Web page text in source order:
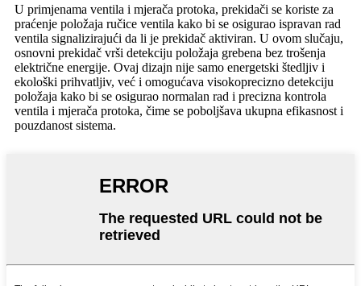
U primjenama ventila i mjerača protoka, prekidači se koriste za
praćenje položaja ručice ventila kako bi se osigurao ispravan rad
ventila signalizirajući da li je prekidač aktiviran. U ovom slučaju,
osnovni prekidač vrši detekciju položaja grebena bez trošenja
električne energije. Ovaj dizajn nije samo energetski štedljiv i
ekološki prihvatljiv, već i omogućava visokoprecizno detekciju
položaja kako bi se osigurao normalan rad i precizna kontrola
ventila i mjerača protoka, čime se poboljšava ukupna efikasnost i
pouzdanost sistema.